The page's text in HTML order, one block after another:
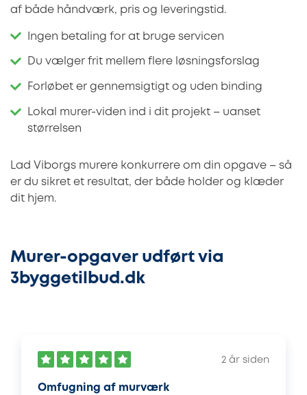
af både håndværk, pris og leveringstid.
Ingen betaling for at bruge servicen
Du vælger frit mellem flere løsningsforslag
Forløbet er gennemsigtigt og uden binding
Lokal murer-viden ind i dit projekt – uanset
størrelsen
Lad Viborgs murere konkurrere om din opgave – så
er du sikret et resultat, der både holder og klæder
dit hjem.
Murer-opgaver udført via
3byggetilbud.dk
2 år siden
Omfugning af murværk